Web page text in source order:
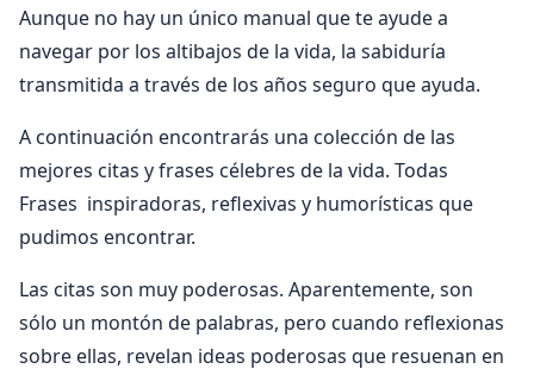
Aunque no hay un único manual que te ayude a
navegar por los altibajos de la vida, la sabiduría
transmitida a través de los años seguro que ayuda.
A continuación encontrarás una colección de las
mejores citas y frases célebres de la vida. Todas
Frases inspiradoras, reflexivas y humorísticas que
pudimos encontrar.
Las citas son muy poderosas. Aparentemente, son
sólo un montón de palabras, pero cuando reflexionas
sobre ellas, revelan ideas poderosas que resuenan en